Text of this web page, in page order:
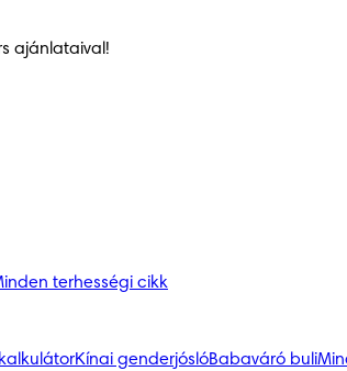
ajánlataival!
terhességi cikk
Kínai genderjóslóBabaváró buli